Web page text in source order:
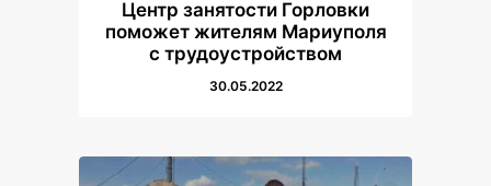
Центр занятости Горловки
поможет жителям Мариуполя
с трудоустройством
30.05.2022